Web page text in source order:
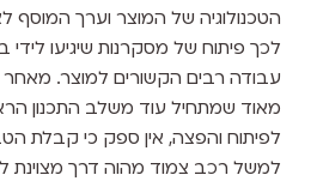
הטכנולוגיה של המוצר וערך המוסף
לכך פיתוח של מסקרנות שיגיעו לידי
עבודה רבים הקשורים למוצר. מאחר
מאוד שמתחיל עוד משלב התכנון
לפיתוח והפצה, אין ספק כי קבלת
למשל רכב צמוד מהוה דרך מצוינת